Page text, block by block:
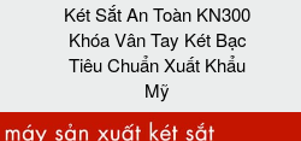
Két Sắt An Toàn KN300
Khóa Vân Tay Két Bạc
Tiêu Chuẩn Xuất Khẩu
Mỹ